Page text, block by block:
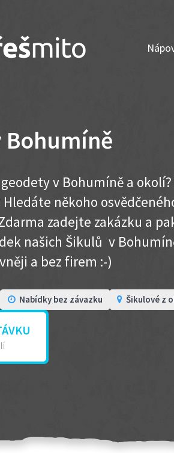
Bohumíně
v Bohumíně a
někoho
zadejte zakázku a
našich Šikulů v
a bez firem :-)
Nabídky bez závazku Šikulové z